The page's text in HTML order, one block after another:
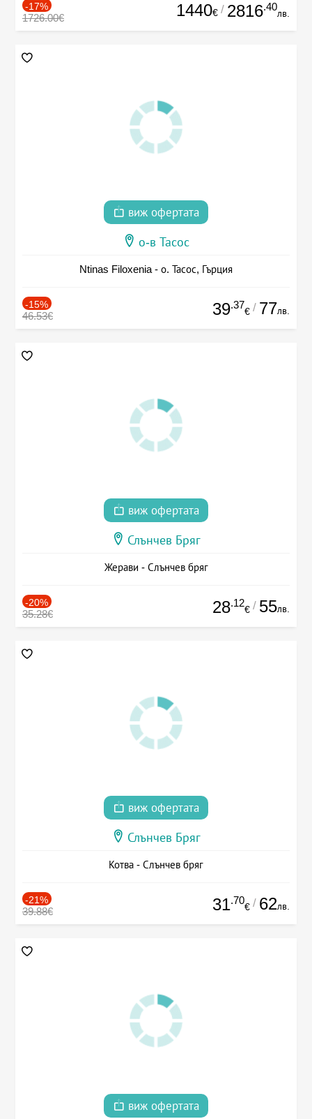
-17%
1726.00€ 1440€ / 2816.40
лв.
виж офертата
о-в Тасос
Ntinas Filoxenia - о. Тасос, Гърция
-15%
46.53€ 39.37
€ / 77лв.
виж офертата
Слънчев Бряг
Жерави - Слънчев бряг
-20%
35.28€ 28.12
€ / 55лв.
виж офертата
Слънчев Бряг
Котва - Слънчев бряг
-21%
39.88€ 31.70
€ / 62лв.
виж офертата